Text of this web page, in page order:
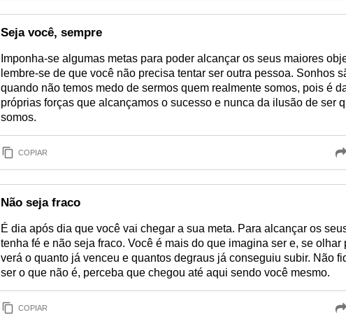
Seja você, sempre
Imponha-se algumas metas para poder alcançar os seus maiores
lembre-se de que você não precisa tentar ser outra pessoa. Sonhos
quando não temos medo de sermos quem realmente somos, pois é
próprias forças que alcançamos o sucesso e nunca da ilusão de ser
somos.
COPIAR
Não seja fraco
É dia após dia que você vai chegar a sua meta. Para alcançar os
tenha fé e não seja fraco. Você é mais do que imagina ser e, se olhar
verá o quanto já venceu e quantos degraus já conseguiu subir. Não
ser o que não é, perceba que chegou até aqui sendo você mesmo.
COPIAR